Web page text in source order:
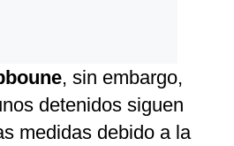
, sin embargo,
detenidos siguen
medidas debido a la